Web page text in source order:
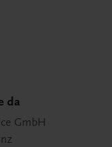
da
GmbH